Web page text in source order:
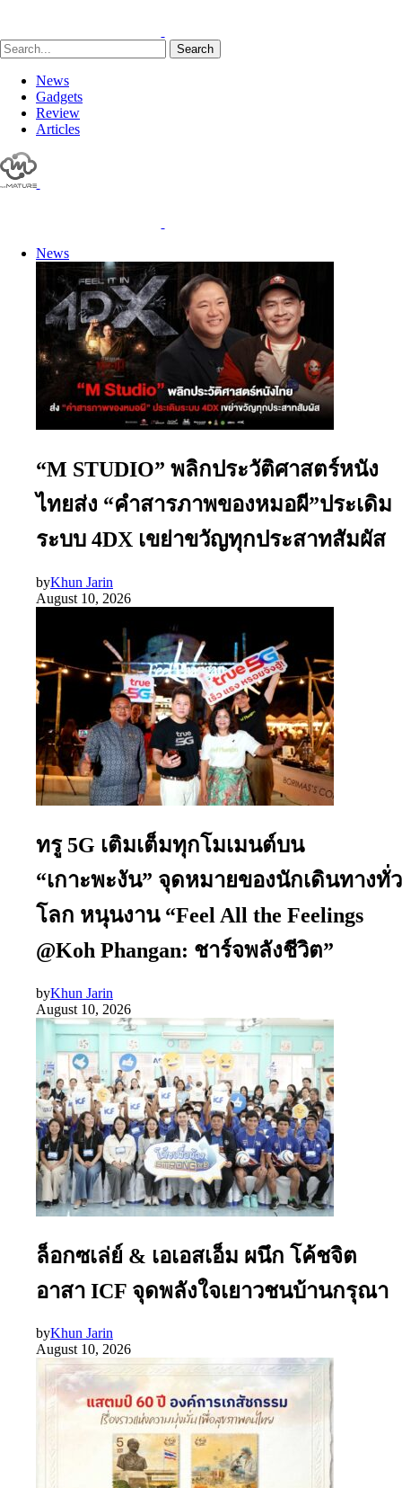
Search
News
Gadgets
Review
Articles
News
“M STUDIO” พลิกประวัติศาสตร์หนัง
ไทยส่ง “คำสารภาพของหมอผี”ประเดิม
ระบบ 4DX เขย่าขวัญทุกประสาทสัมผัส
byKhun Jarin
August 10, 2026
ทรู 5G เติมเต็มทุกโมเมนต์บน
“เกาะพะงัน” จุดหมายของนักเดินทางทั่ว
โลก หนุนงาน “Feel All the Feelings
@Koh Phangan: ชาร์จพลังชีวิต”
byKhun Jarin
August 10, 2026
ล็อกซเล่ย์ & เอเอสเอ็ม ผนึก โค้ชจิต
อาสา ICF จุดพลังใจเยาวชนบ้านกรุณา
byKhun Jarin
August 10, 2026